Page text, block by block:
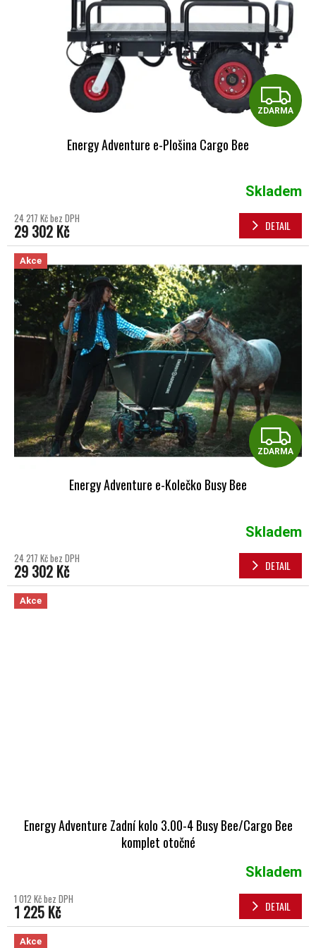
ZDARMA
Energy Adventure e-Plošina Cargo Bee
Skladem
24 217 Kč bez DPH
29 302 Kč DETAIL
Akce
ZDARMA
Energy Adventure e-Kolečko Busy Bee
Skladem
24 217 Kč bez DPH
29 302 Kč DETAIL
Akce
Energy Adventure Zadní kolo 3.00-4 Busy Bee/Cargo Bee
komplet otočné
Skladem
1 012 Kč bez DPH
1 225 Kč DETAIL
Akce